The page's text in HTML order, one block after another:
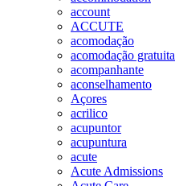
account
ACCUTE
acomodação
acomodação gratuita
acompanhante
aconselhamento
Açores
acrilico
acupuntor
acupuntura
acute
Acute Admissions